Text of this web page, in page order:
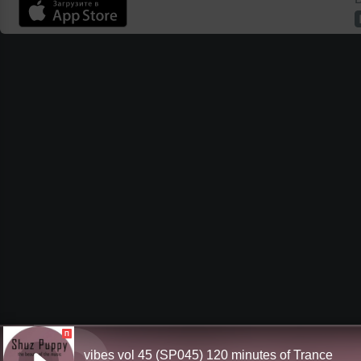
П
vibes vol 45 (SP045) 120 minutes of Trance